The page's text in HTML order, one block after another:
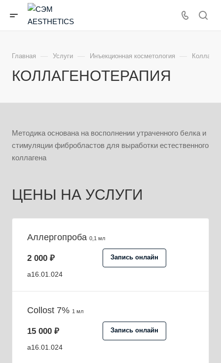
Главная — Услуги — Инъекционная косметология —
КОЛЛАГЕНОТЕРАПИЯ
Методика основана на восполнении утраченного белка и
стимуляции фибробластов для выработки естественного
коллагена
ЦЕНЫ НА УСЛУГИ
Aллергопроба 0,1 мл
a16.01.024
2 000 ₽ Запись онлайн
Collost 7% 1 мл
a16.01.024
15 000 ₽ Запись онлайн